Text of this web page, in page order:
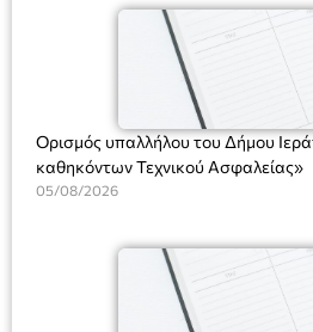
Ορισμός υπαλλήλου του Δήμου
καθηκόντων Τεχνικού Ασφαλείας»
05/08/2026